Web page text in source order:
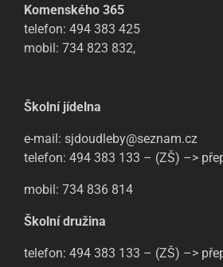
Komenského 365
telefon: 494 383 425
mobil: 734 823 832,
Školní jídelna
e-mail: sjdoudleby@seznam.cz
telefon: 494 383 133 – (ZŠ) –>
mobil: 734 836 814
Školní družina
telefon: 494 383 133 – (ZŠ) –>